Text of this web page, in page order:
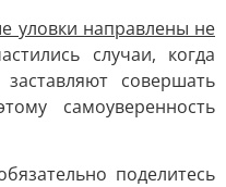
уловки направлены не
случаи, когда
совершать
самоуверенность
поделитесь